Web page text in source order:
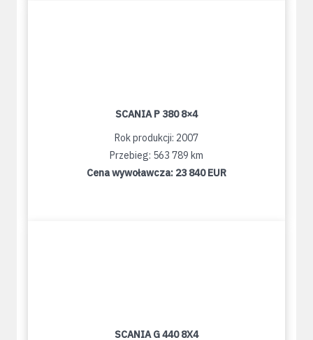
SCANIA P 380 8×4
Rok produkcji: 2007
Przebieg: 563 789 km
Cena wywoławcza: 23 840 EUR
SCANIA G 440 8X4